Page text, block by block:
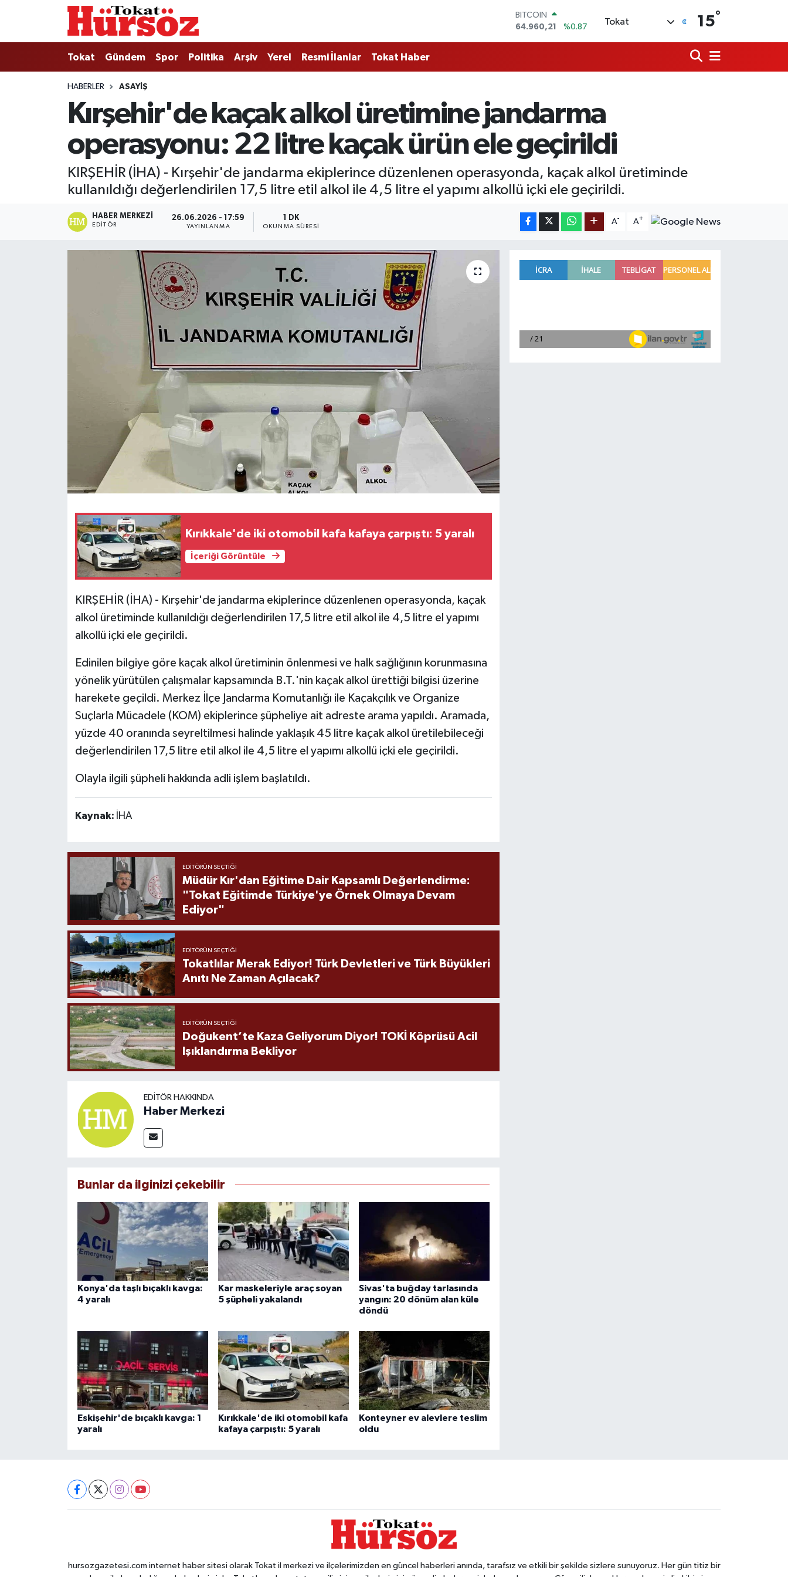
BITCOIN
64.960,21
%0.87
55,2510
%0.32
GRAM ALTIN
6648.99
13.773
%-19
Tokat 15°
Tokat Gündem Spor Politika Arşiv Yerel Resmi İlanlar Tokat Haber
HABERLER ASAYIŞ
Kırşehir'de kaçak alkol üretimine jandarma
operasyonu: 22 litre kaçak ürün ele geçirildi
KIRŞEHİR (İHA) - Kırşehir'de jandarma ekiplerince düzenlenen operasyonda, kaçak alkol üretiminde
kullanıldığı değerlendirilen 17,5 litre etil alkol ile 4,5 litre el yapımı alkollü içki ele geçirildi.
HABER MERKEZI
EDITÖR
26.06.2026 - 17:59
YAYINLANMA
1 DK
OKUNMA SÜRESI
A- A+
Kırıkkale'de iki otomobil kafa kafaya çarpıştı: 5 yaralı
İçeriği Görüntüle
KIRŞEHİR (İHA) - Kırşehir'de jandarma ekiplerince düzenlenen operasyonda, kaçak
alkol üretiminde kullanıldığı değerlendirilen 17,5 litre etil alkol ile 4,5 litre el yapımı
alkollü içki ele geçirildi.
Edinilen bilgiye göre kaçak alkol üretiminin önlenmesi ve halk sağlığının korunmasına
yönelik yürütülen çalışmalar kapsamında B.T.'nin kaçak alkol ürettiği bilgisi üzerine
harekete geçildi. Merkez İlçe Jandarma Komutanlığı ile Kaçakçılık ve Organize
Suçlarla Mücadele (KOM) ekiplerince şüpheliye ait adreste arama yapıldı. Aramada,
yüzde 40 oranında seyreltilmesi halinde yaklaşık 45 litre kaçak alkol üretilebileceği
değerlendirilen 17,5 litre etil alkol ile 4,5 litre el yapımı alkollü içki ele geçirildi.
Olayla ilgili şüpheli hakkında adli işlem başlatıldı.
Kaynak: İHA
EDITÖRÜN SEÇTIĞI
Müdür Kır'dan Eğitime Dair Kapsamlı Değerlendirme:
"Tokat Eğitimde Türkiye'ye Örnek Olmaya Devam
Ediyor"
EDITÖRÜN SEÇTIĞI
Tokatlılar Merak Ediyor! Türk Devletleri ve Türk Büyükleri
Anıtı Ne Zaman Açılacak?
EDITÖRÜN SEÇTIĞI
Doğukent’te Kaza Geliyorum Diyor! TOKİ Köprüsü Acil
Işıklandırma Bekliyor
EDITÖR HAKKINDA
Haber Merkezi
Bunlar da ilginizi çekebilir
Konya'da taşlı bıçaklı kavga:
4 yaralı
Kar maskeleriyle araç soyan
5 şüpheli yakalandı
Sivas'ta buğday tarlasında
yangın: 20 dönüm alan küle
döndü
Eskişehir'de bıçaklı kavga: 1
yaralı
Kırıkkale'de iki otomobil kafa
kafaya çarpıştı: 5 yaralı
Konteyner ev alevlere teslim
oldu
hursozgazetesi.com internet haber sitesi olarak Tokat il merkezi ve ilçelerimizden en güncel haberleri anında, tarafsız ve etkili bir şekilde sizlere sunuyoruz. Her gün titiz bir
Tokat
Türkiye Gündemi
Gündem
Politika
Tokat Spor
Nöbetçi Eczaneler
Hava Durumu
Tokat Namaz Vakitleri
Süper Lig Puan Durumu ve Fikstür
Tüm Manşetler
Son Dakika Haberleri